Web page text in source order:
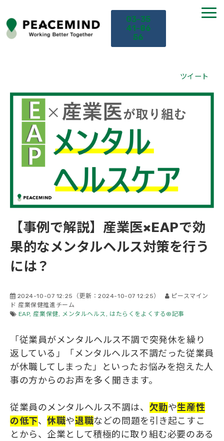
03-35
41-86
56
サービス
課題から探す
セミナー
会社概要
ツイート
【事例で解説】産業医×EAPで効
果的なメンタルヘルス対策を行う
には？
2024-10-07 12:25 （更新：2024-10-07 12:25）
ピースマイン
ド 産業保健推進チーム
EAP 産業保健 メンタルヘルス はたらくをよくする®記事
「従業員がメンタルヘルス不調で突発休を繰り
返している」「メンタルヘルス不調だった従業員
が休職してしまった」といったお悩みを抱えた人
事の方からのお声を多く聞きます。
従業員のメンタルヘルス不調は、 欠勤や生産性
の低下、休職や退職などの問題を引き起こすこ
とから、企業として積極的に取り組む必要のある